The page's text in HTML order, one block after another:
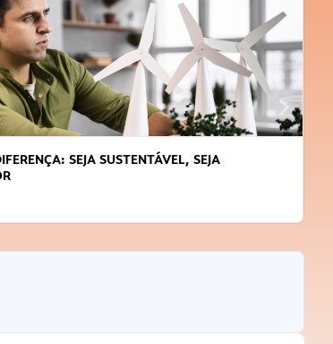
SEJA SUSTENTÁVEL, SEJA